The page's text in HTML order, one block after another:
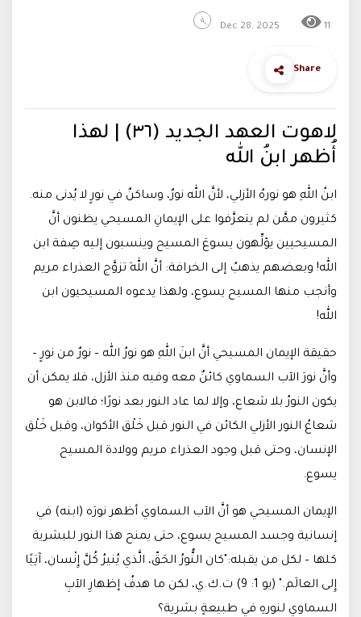
Dec 28, 2025 11
Share
لاهوت العهد الجديد (٣٦) | لهذا
أُظهر ابنُ الله
ابنُ اللهِ هو نورهُ الأزلي، لأنَّ الله نورٌ، وساكنٌ في نورٍ لا يُدنى منه.
كثيرون ممَّن لم يتعرَّفوا على الإيمانِ المسيحي يظنون أنَّ
المسيحيين يؤلِّهون يسوعَ المسيح وينسبون إليه صِفة ابن
الله! وبعضهم يذهبُ إلى الخرافة: أنَّ اللهَ تزوَّج العذراء مريم
وأنجب منها المسيح يسوع، ولهذا يدعوه المسيحيون ابن
الله!
حقيقة الإيمان المسيحي أنَّ ابنَ اللهِ هو نورُ الله – نورٌ من نورٍ –
وأنَّ نورَ الآب السماوي كائنٌ معه وفيه منذ الأزل، فلا يمكن أن
يكون النورُ بلا شعاع، وإلا لما عاد النور بعد نورًا؛ فالابن هو
شعاعُ النور الأزلي الكائن في النور قبل خَلْق الأكوان، وقبل خَلْق
الإنسان، وحتى قبل وجود العذراء مريم وولادة المسيح
يسوع.
الإيمان المسيحي هو أنَّ الآب السماوي أظهر نورَه (ابنه) في
إنسانية وجسد المسيح يسوع، حتى يمنح هذا النور للبشرية
كلها – لكل من يقبله:"كان النُّورُ الحَقّ، الَّذي يُنيرُ كُلَّ إِنْسان، آتِيًا
إِلى العالَم." (يو 1: 9) ت.ك.ي، لكن ما هدفُ إظهارِ الآبِ
السماوي لنورهِ في طبيعةٍ بشرية؟